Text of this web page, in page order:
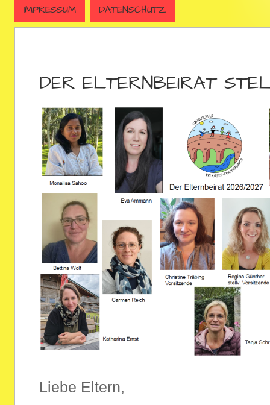
IMPRESSUM DATENSCHUTZ
DER ELTERNBEIRAT
Liebe Eltern,